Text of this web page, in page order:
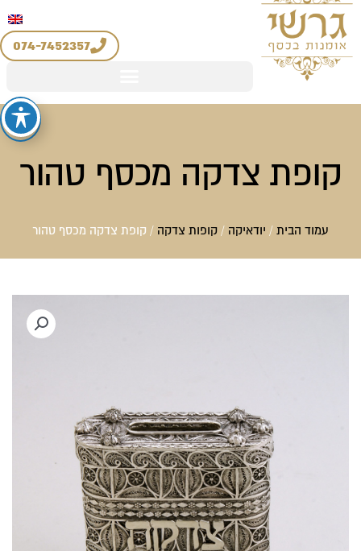
074-7452357
קופת צדקה מכסף טהור
עמוד הבית/ יודאיקה/ קופות צדקה/ קופת צדקה מכסף טהור